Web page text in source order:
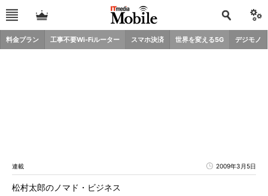
料金プラン 工事不要Wi-Fiルーター スマホ決済 世界を変える5G デジモノ
連載 2009年3月5日
松村太郎のノマド・ビジネス